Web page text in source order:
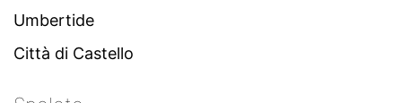
Umbertide
Città di Castello